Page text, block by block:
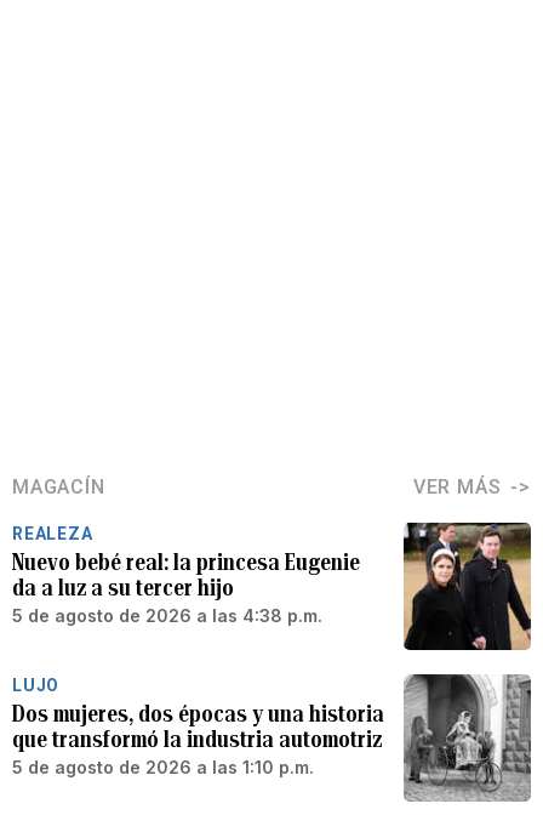
MAGACÍN VER MÁS
REALEZA
Nuevo bebé real: la princesa Eugenie
da a luz a su tercer hijo
5 de agosto de 2026 a las 4:38 p.m.
LUJO
Dos mujeres, dos épocas y una historia
que transformó la industria automotriz
5 de agosto de 2026 a las 1:10 p.m.